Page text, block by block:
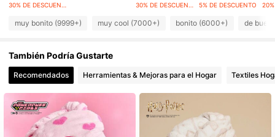
4,82 291K Seguidores
4,82 291K Seguidores
4,82 291K Seguidores
30% DE DESCUENTO 30% DE DESCUENTO 5% DE DESCUENTO
muy bonito (9999+) muy cool (7000+) bonito (6000+) de
También Podría Gustarte
Recomendados Herramientas & Mejoras para el Hogar Textiles